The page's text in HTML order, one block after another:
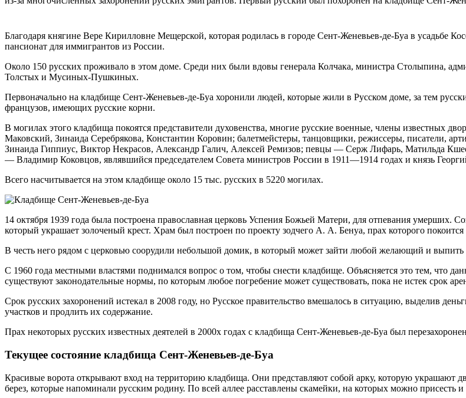
Благодаря княгине Вере Кирилловне Мещерской, которая родилась в городе Сент-Женевьев-де-Буа в усадьбе
пансионат для иммигрантов из России.
Около 150 русских проживало в этом доме. Среди них были вдовы генерала Колчака, министра Столыпина,
Толстых и Мусиных-Пушкиных.
Первоначально на кладбище Сент-Женевьев-де-Буа хоронили людей, которые жили в Русском доме, за тем
французов, имеющих русские корни.
В могилах этого кладбища покоятся представители духовенства, многие русские военные, члены известных
Маковский, Зинаида Серебрякова, Константин Коровин; балетмейстеры, танцовщики, режиссеры, писатели,
Зинаида Гиппиус, Виктор Некрасов, Александр Галич, Алексей Ремизов; певцы — Серж Лифарь, Матильда
— Владимир Коковцов, являвшийся председателем Совета министров России в 1911—1914 годах и князь
Всего насчитывается на этом кладбище около 15 тыс. русских в 5220 могилах.
14 октября 1939 года была построена православная церковь Успения Божьей Матери, для отпевания умерших.
который украшает золоченый крест. Храм был построен по проекту зодчего А. А. Бенуа, прах которого
В честь него рядом с церковью соорудили небольшой домик, в который может зайти любой желающий и выпить
С 1960 года местными властями поднимался вопрос о том, чтобы снести кладбище. Объясняется это тем, что
существуют законодательные нормы, по которым любое погребение может существовать, пока не истек срок
Срок русских захоронений истекал в 2008 году, но Русское правительство вмешалось в ситуацию, выделив
участков и продлить их содержание.
Прах некоторых русских известных деятелей в 2000х годах с кладбища Сент-Женевьев-де-Буа был
Текущее состояние кладбища Сент-Женевьев-де-Буа
Красивые ворота открывают вход на территорию кладбища. Они представляют собой арку, которую украшают
берез, которые напоминали русским родину. По всей аллее расставлены скамейки, на которых можно присесть и